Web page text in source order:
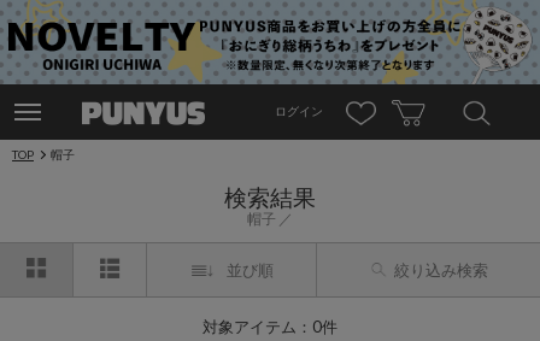
ログイン
TOP 帽子
検索結果
帽子
並び順 絞り込み検索
対象アイテム：0件